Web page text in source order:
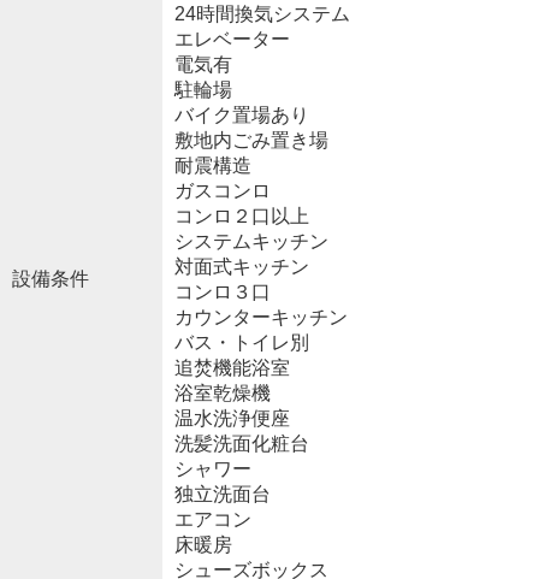
設備条件
24時間換気システム
エレベーター
電気有
駐輪場
バイク置場あり
敷地内ごみ置き場
耐震構造
ガスコンロ
コンロ２口以上
システムキッチン
対面式キッチン
コンロ３口
カウンターキッチン
バス・トイレ別
追焚機能浴室
浴室乾燥機
温水洗浄便座
洗髪洗面化粧台
シャワー
独立洗面台
エアコン
床暖房
シューズボックス